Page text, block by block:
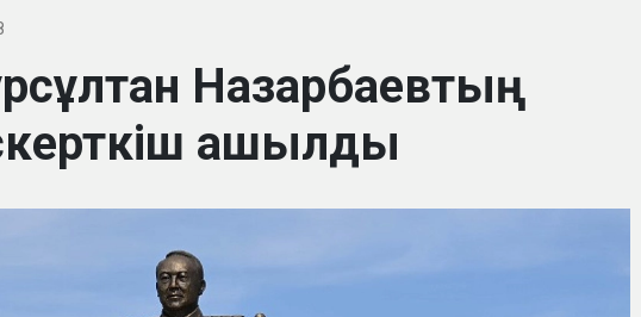
Назарбаевтың
ашылды